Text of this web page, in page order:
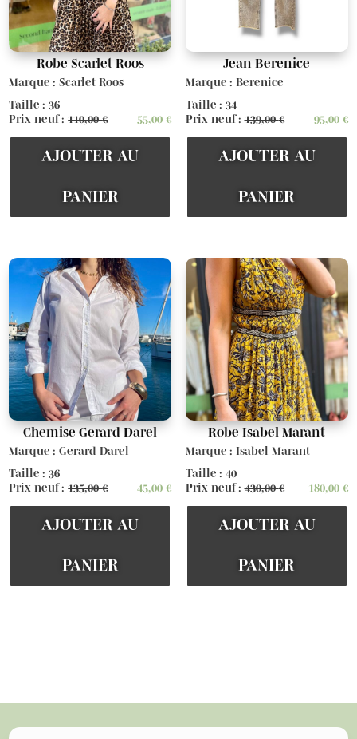
Robe Scarlet Roos
Marque : Scarlet Roos
Taille : 36
Prix neuf :110,00€ 55,00€
AJOUTER AU
PANIER
Jean Berenice
Marque : Berenice
Taille : 34
Prix neuf :139,00€ 95,00 €
AJOUTER AU
PANIER
Chemise Gerard Darel
Marque : Gerard Darel
Taille : 36
Prix neuf :135,00€ 45,00€
AJOUTER AU
PANIER
Robe Isabel Marant
Marque : Isabel Marant
Taille : 40
Prix neuf :430,00€ 180,00 €
AJOUTER AU
PANIER